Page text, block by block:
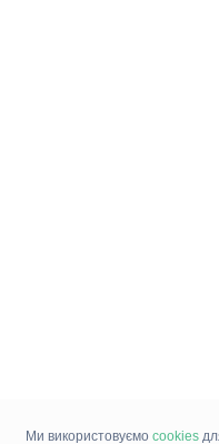
Ми використовуємо cookies